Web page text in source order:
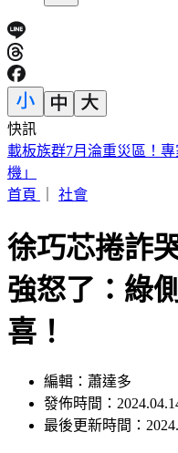
快訊
劉亞仁「男男私密照」外
友？
首頁
社會
徐巧芯捲詐
強怒了：綠
喜！
編輯：蕭達多
發佈時間：
最後更新時間：